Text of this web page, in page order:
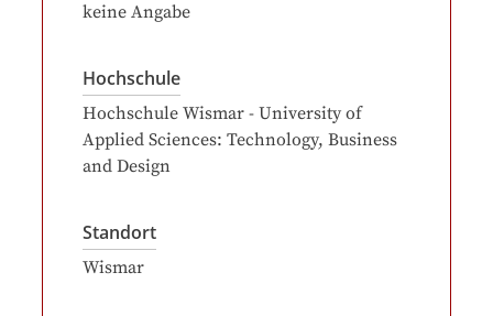
keine Angabe
Hochschule
Hochschule Wismar - University of
Applied Sciences: Technology, Business
and Design
Standort
Wismar